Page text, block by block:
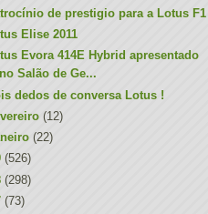
de prestigio para a Lotus F1
Elise 2011
Evora 414E Hybrid apresentado
no Salão de Ge...
dedos de conversa Lotus !
(12)
(22)
(526)
(298)
(73)